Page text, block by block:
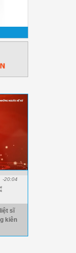
-20:04
sĩ
kiên